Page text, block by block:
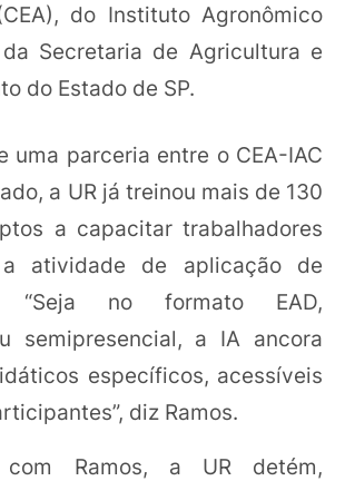
do Instituto Agronômico
Secretaria de Agricultura e
do Estado de SP.
uma parceria entre o CEA-IAC
a UR já treinou mais de 130
a capacitar trabalhadores
atividade de aplicação de
“Seja no formato EAD,
semipresencial, a IA ancora
específicos, acessíveis
diz Ramos.
Ramos, a UR detém,